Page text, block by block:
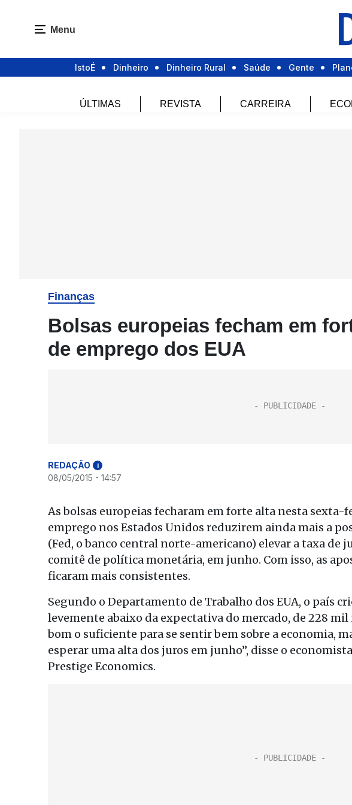
Menu
IstoÉ Dinheiro Dinheiro Rural Saúde Gente
ÚLTIMAS REVISTA CARREIRA
Finanças
Bolsas europeias fecham em
de emprego dos EUA
REDAÇÃO i
08/05/2015 - 14:57
As bolsas europeias fecharam em forte alta nesta sexta-
emprego nos Estados Unidos reduzirem ainda mais a
(Fed, o banco central norte-americano) elevar a taxa de
comitê de política monetária, em junho. Com isso, as
ficaram mais consistentes.
Segundo o Departamento de Trabalho dos EUA, o país
levemente abaixo da expectativa do mercado, de 228 mil
bom o suficiente para se sentir bem sobre a economia,
esperar uma alta dos juros em junho”, disse o
Prestige Economics.